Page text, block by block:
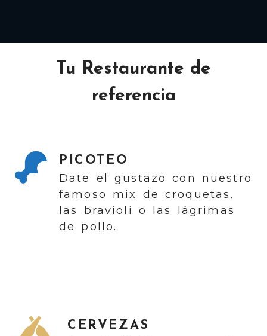
Restaurante con
Tu Restaurante de
referencia
PICOTEO
Date el gustazo con nuestro
famoso mix de croquetas,
las bravioli o las lágrimas
de pollo.
CERVEZAS